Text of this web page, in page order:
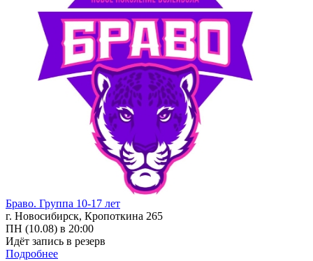
Браво. Группа 10-17 лет
г. Новосибирск, Кропоткина 265
ПН (10.08) в 20:00
Идёт запись в резерв
Подробнее